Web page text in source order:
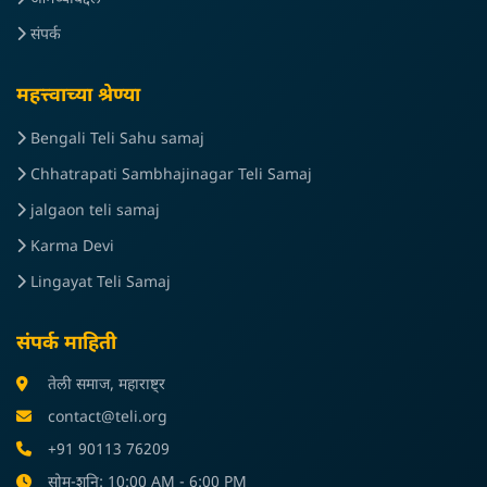
संपर्क
महत्त्वाच्या श्रेण्या
Bengali Teli Sahu samaj
Chhatrapati Sambhajinagar Teli Samaj
jalgaon teli samaj
Karma Devi
Lingayat Teli Samaj
संपर्क माहिती
तेली समाज, महाराष्ट्र
contact@teli.org
+91 90113 76209